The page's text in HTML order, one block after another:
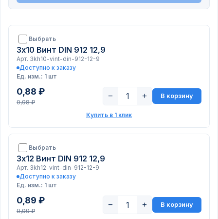
Выбрать
3х10 Винт DIN 912 12,9
Арт. 3kh10-vint-din-912-12-9
Доступно к заказу
Ед. изм.: 1 шт
0,88 ₽
0,98 ₽
− + В корзину
Купить в 1 клик
Выбрать
3х12 Винт DIN 912 12,9
Арт. 3kh12-vint-din-912-12-9
Доступно к заказу
Ед. изм.: 1 шт
0,89 ₽
0,99 ₽
− + В корзину